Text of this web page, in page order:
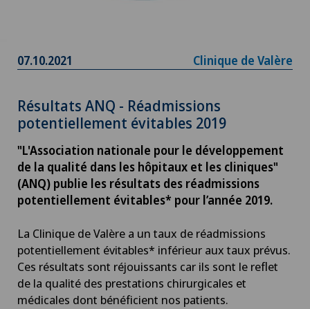
07.10.2021 Clinique de Valère
Résultats ANQ - Réadmissions
potentiellement évitables 2019
"L'Association nationale pour le développement
de la qualité dans les hôpitaux et les cliniques"
(ANQ) publie les résultats des réadmissions
potentiellement évitables* pour l’année 2019.
La Clinique de Valère a un taux de réadmissions
potentiellement évitables* inférieur aux taux prévus.
Ces résultats sont réjouissants car ils sont le reflet
de la qualité des prestations chirurgicales et
médicales dont bénéficient nos patients.